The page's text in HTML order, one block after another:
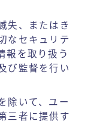
失、またはき
なセキュリテ
報を取り扱う
び監督を行い
除いて、ユー
三者に提供す